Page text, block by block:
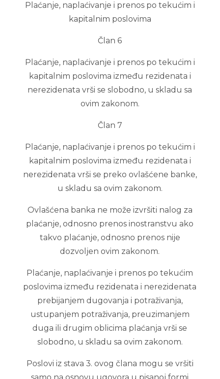
Plaćanje, naplaćivanje i prenos po tekućim i
kapitalnim poslovima
Član 6
Plaćanje, naplaćivanje i prenos po tekućim i
kapitalnim poslovima između rezidenata i
nerezidenata vrši se slobodno, u skladu sa
ovim zakonom.
Član 7
Plaćanje, naplaćivanje i prenos po tekućim i
kapitalnim poslovima između rezidenata i
nerezidenata vrši se preko ovlašćene banke,
u skladu sa ovim zakonom.
Ovlašćena banka ne može izvršiti nalog za
plaćanje, odnosno prenos inostranstvu ako
takvo plaćanje, odnosno prenos nije
dozvoljen ovim zakonom.
Plaćanje, naplaćivanje i prenos po tekućim
poslovima između rezidenata i nerezidenata
prebijanjem dugovanja i potraživanja,
ustupanjem potraživanja, preuzimanjem
duga ili drugim oblicima plaćanja vrši se
slobodno, u skladu sa ovim zakonom.
Poslovi iz stava 3. ovog člana mogu se vršiti